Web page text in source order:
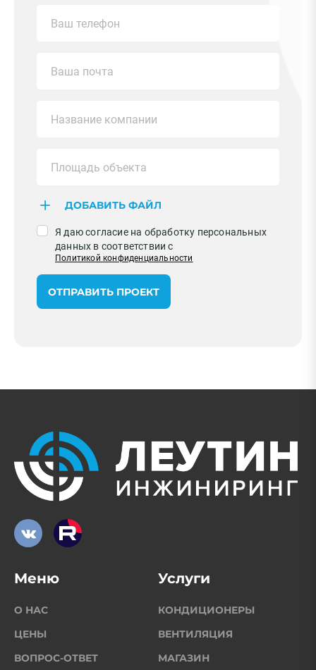
ДОБАВИТЬ ФАЙЛ
Я даю согласие на обработку персональных
данных в соответствии с
Политикой конфиденциальности
ОТПРАВИТЬ ПРОЕКТ
Меню
О НАС
ЦЕНЫ
ВОПРОС-ОТВЕТ
Услуги
КОНДИЦИОНЕРЫ
ВЕНТИЛЯЦИЯ
МАГАЗИН